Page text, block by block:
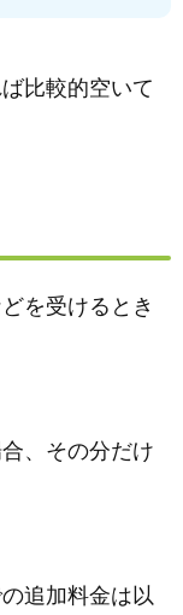
比較的空いて
を受けるとき
、その分だけ
追加料金は以